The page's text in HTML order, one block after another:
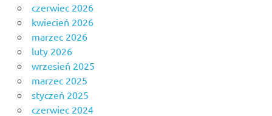
czerwiec 2026
kwiecień 2026
marzec 2026
luty 2026
wrzesień 2025
marzec 2025
styczeń 2025
czerwiec 2024